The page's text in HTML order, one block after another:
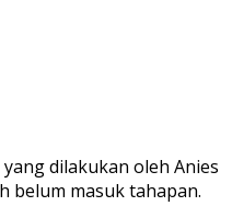
dilakukan oleh Anies
belum masuk tahapan.